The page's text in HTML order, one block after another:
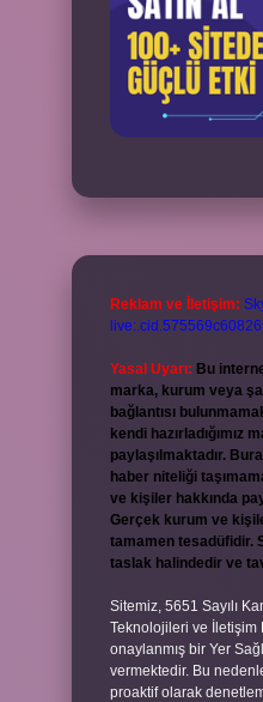
Reklam ve İletişim:
Yasal Uyarı: Bu
marka, kurum veya
bağlantısı
kendi hazırladığımız
paylaşılmaktadır.
haber niteliği
ve kişiler hakkında
Gerçek kurum ve
tamamen tesadüfidir.
taslak halindedir ve
Sitemiz, 5651 Sayılı
Teknolojileri ve İletişim
onaylanmış bir Yer
vermektedir. Bu
proaktif olarak